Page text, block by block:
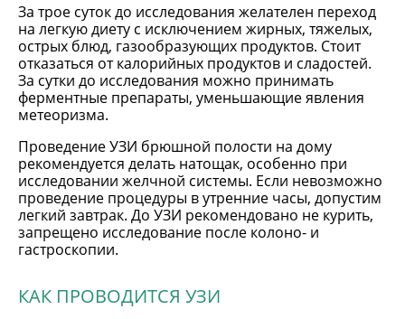
За трое суток до исследования желателен переход
на легкую диету с исключением жирных, тяжелых,
острых блюд, газообразующих продуктов. Стоит
отказаться от калорийных продуктов и сладостей.
За сутки до исследования можно принимать
ферментные препараты, уменьшающие явления
метеоризма.
Проведение УЗИ брюшной полости на дому
рекомендуется делать натощак, особенно при
исследовании желчной системы. Если невозможно
проведение процедуры в утренние часы, допустим
легкий завтрак. До УЗИ рекомендовано не курить,
запрещено исследование после колоно- и
гастроскопии.
КАК ПРОВОДИТСЯ УЗИ